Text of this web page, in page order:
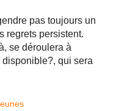
pas toujours un
regrets persistent.
se déroulera à
qui sera